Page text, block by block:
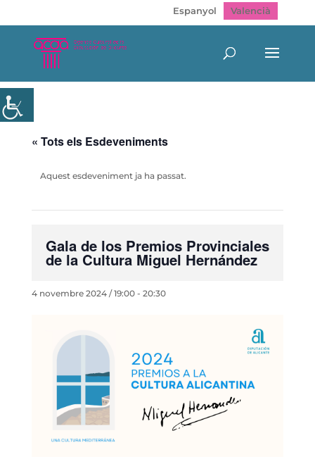
Espanyol Valencià
« Tots els Esdeveniments
Aquest esdeveniment ja ha passat.
Gala de los Premios Provinciales
de la Cultura Miguel Hernández
4 novembre 2024 / 19:00- 20:30